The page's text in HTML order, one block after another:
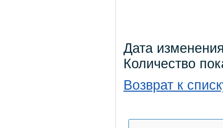
Дата
Количество
Возврат к